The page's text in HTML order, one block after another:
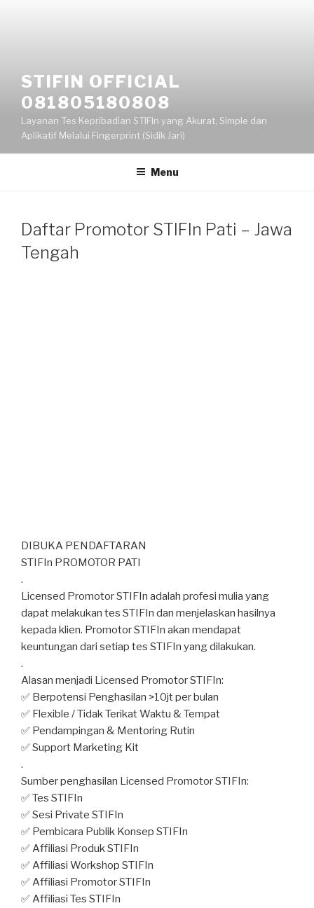
STIFIN OFFICIAL
081805180808
Layanan Tes Kepribadian STIFIn yang Akurat, Simple dan
Aplikatif Melalui Fingerprint (Sidik Jari)
Menu
Daftar Promotor STIFIn Pati – Jawa
Tengah
DIBUKA PENDAFTARAN
STIFIn PROMOTOR PATI
.
Licensed Promotor STIFIn adalah profesi mulia yang
dapat melakukan tes STIFIn dan menjelaskan hasilnya
kepada klien. Promotor STIFIn akan mendapat
keuntungan dari setiap tes STIFIn yang dilakukan.
.
Alasan menjadi Licensed Promotor STIFIn:
✅ Berpotensi Penghasilan >10jt per bulan
✅ Flexible / Tidak Terikat Waktu & Tempat
✅ Pendampingan & Mentoring Rutin
✅ Support Marketing Kit
.
Sumber penghasilan Licensed Promotor STIFIn:
✅ Tes STIFIn
✅ Sesi Private STIFIn
✅ Pembicara Publik Konsep STIFIn
✅ Affiliasi Produk STIFIn
✅ Affiliasi Workshop STIFIn
✅ Affiliasi Promotor STIFIn
✅ Affiliasi Tes STIFIn